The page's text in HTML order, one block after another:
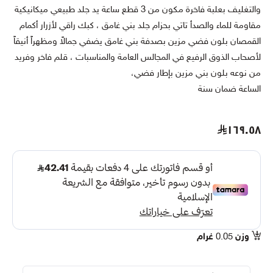
والتغليف بعلبة فاخرة مكون من 3 قطع ساعة يد جلد طبيعي ميكانيكية
مقاومة للماء والصدأ تاتي بحزام جلد بني غامق ، كبك راقي لأزرار أكمام
القمصان بلون فضي مزين بصدفة بني غامق يضفي جمالاً ومظهراً أنيقاً
لأصحاب الذوق الرفيع في المجالس العامة والمناسبات ، قلم فاخر وفريد
من نوعه بلون بني مزين بإطار فضي،
الساعة ضمان سنة
١٦٩.٥٨
وزن 0.05 غرام